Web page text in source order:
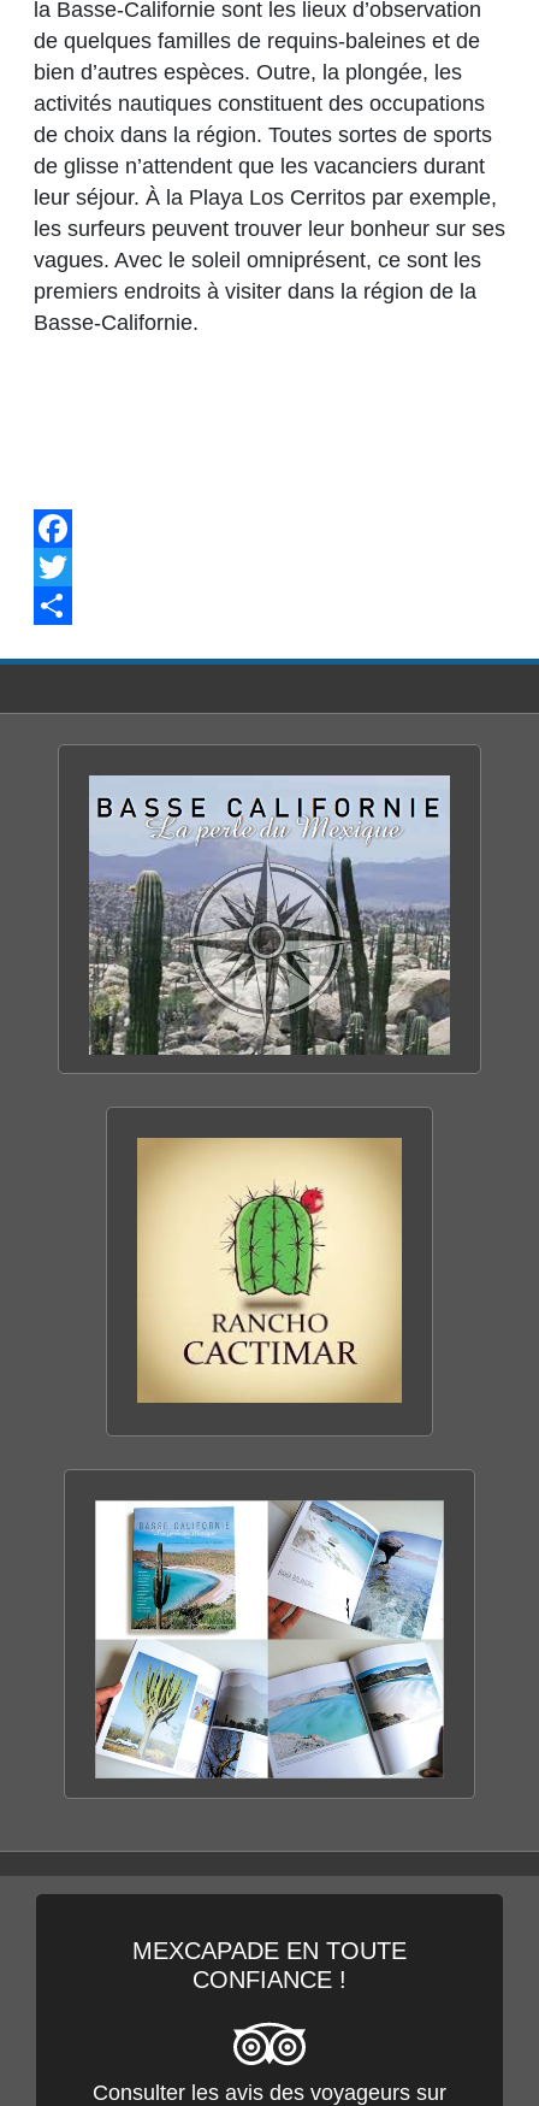
la Basse-Californie sont les lieux d’observation
de quelques familles de requins-baleines et de
bien d’autres espèces. Outre, la plongée, les
activités nautiques constituent des occupations
de choix dans la région. Toutes sortes de sports
de glisse n’attendent que les vacanciers durant
leur séjour. À la Playa Los Cerritos par exemple,
les surfeurs peuvent trouver leur bonheur sur ses
vagues. Avec le soleil omniprésent, ce sont les
premiers endroits à visiter dans la région de la
Basse-Californie.
Facebook
Twitter
TOUT SAVOIR SUR
LA BASSE CALIFORNIE
DÉCOUVRIR LE SITE
CACTIMAR ECO-RANCH
ENTRE MER & DÉSERT
DÉCOUVRIR LE RANCH
MEXCAPADE EN TOUTE
CONFIANCE !
Consulter les avis des voyageurs sur